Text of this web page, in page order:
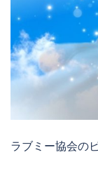
ラブミー協会の